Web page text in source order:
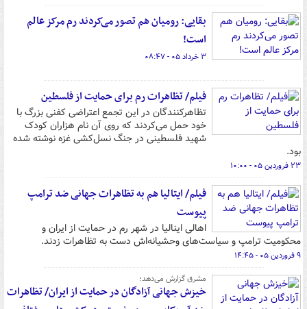
بقایی: رومیان هم تصور می‌کردند رم مرکز عالم
است!
۳ خرداد ۰۵ - ۰۸:۴۷
فیلم/ تظاهرات رم برای حمایت از فلسطین
تظاهرکنندگان در این تجمع اعتراضی کفنی بزرگ با
خود حمل می‌کردند که روی آن نام هزاران کودک
شهید فلسطینی در جنگ نسل‌کشی غزه نوشته شده
بود.
۲۳ فروردین ۰۵ - ۱۰:۰۰
فیلم/ ایتالیا هم به تظاهرات جهانی ضد ترامپ
پیوست
اهالی اینالیا در شهر رم در حمایت از ایران و
محکومیت ترامپ و سیاست‌های وحشیانه‌اش دست به تظاهرات زدند.
۹ فروردین ۰۵ - ۱۴:۴۵
مشرق گزارش می‌دهد؛
خیزش جهانی آزادگان در حمایت از ایران/ تظاهرات